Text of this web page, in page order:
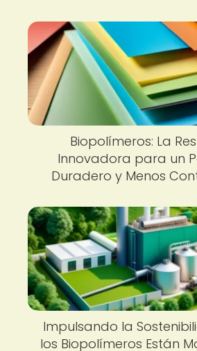
Biopolímeros: La
Innovadora para un
Duradero y Menos
Impulsando la
los Biopolímeros Están